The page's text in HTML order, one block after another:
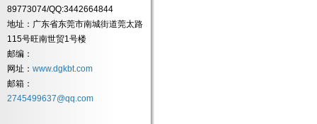
89773074/QQ:3442664844
地址：广东省东莞市南城街道莞太路
115号旺南世贸1号楼
邮编：
网址： www.dgkbt.com
邮箱：
2745499637@qq.com